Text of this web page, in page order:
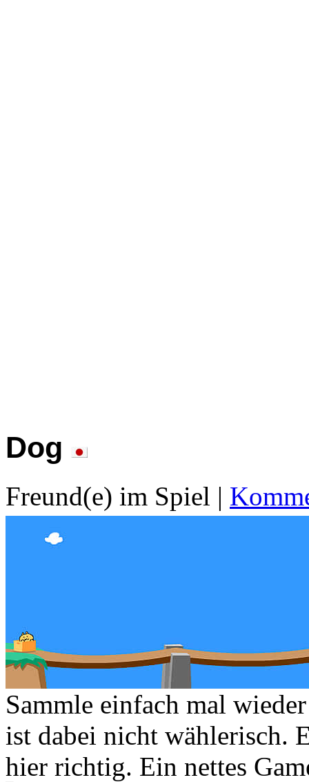
Dog
Freund(e) im Spiel |
Sammle einfach mal
ist dabei nicht wählerisch.
hier richtig. Ein nettes